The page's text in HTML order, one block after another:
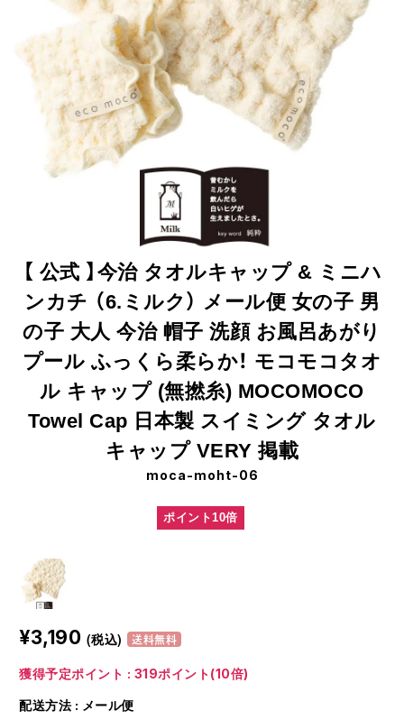
【 公式 】今治 タオルキャップ & ミニハ
ンカチ （6.ミルク） メール便 女の子 男
の子 大人 今治 帽子 洗顔 お風呂あがり
プール ふっくら柔らか！ モコモコタオ
ル キャップ (無撚糸) MOCOMOCO
Towel Cap 日本製 スイミング タオル
キャップ VERY 掲載
moca-moht-06
ポイント10倍
¥3,190 (税込) 送料無料
獲得予定ポイント : 319ポイント(10倍)
配送方法 : メール便